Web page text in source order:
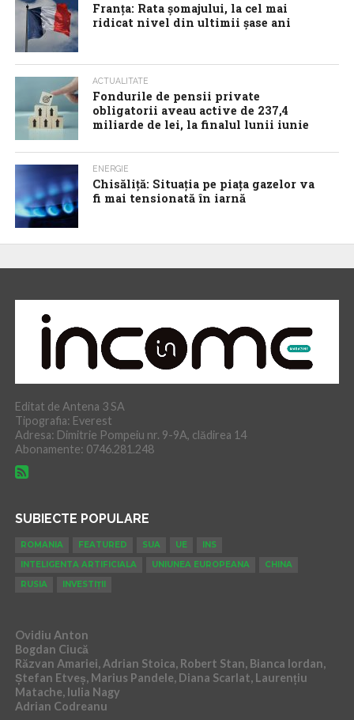
Franța: Rata șomajului, la cel mai
ridicat nivel din ultimii șase ani
ACTUALITATE
Fondurile de pensii private
obligatorii aveau active de 237,4
miliarde de lei, la finalul lunii iunie
ENERGIE
Chisăliță: Situația pe piața gazelor va
fi mai tensionată în iarnă
Editat de Antena 3 SA
Tipografia: Everest
Adresa: Dimitrie Pompeiu nr. 9-9A, clădirea 14
Abonamente: 0746.281.248
SUBIECTE POPULARE
ROMANIA FEATURED SUA UE
INS
INTELIGENTA ARTIFICIALA
UNIUNEA EUROPEANA
CHINA
RUSIA
INVESTIȚII
Ovidiu Anton
Bogdan Ciucă
Răzvan Amariei, Adrian Stoica, Robert Stan, Bianca Iordan,
Ștefan Etveș, Marius Pandele, Diana Scarlat, Laurențiu
Matache, Iulia Nagy
Adrian Codreanu